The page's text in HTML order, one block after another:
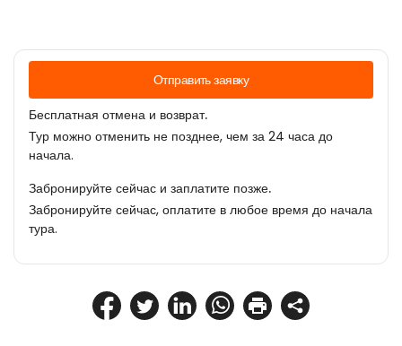
Отправить заявку
Бесплатная отмена и возврат.
Тур можно отменить не позднее, чем за 24 часа до
начала.
Забронируйте сейчас и заплатите позже.
Забронируйте сейчас, оплатите в любое время до начала
тура.